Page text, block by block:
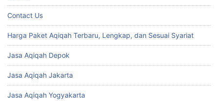
Contact Us
Harga Paket Aqiqah Terbaru, Lengkap, dan Sesuai Syariat
Jasa Aqiqah Depok
Jasa Aqiqah Jakarta
Jasa Aqiqah Yogyakarta